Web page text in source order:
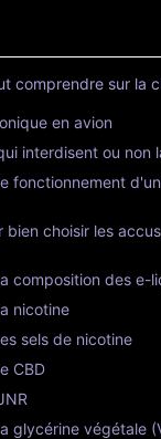
comprendre sur la
en avion
interdisent ou non
fonctionnement
bien choisir les
composition des e-
nicotine
sels de nicotine
CBD
glycérine végétale